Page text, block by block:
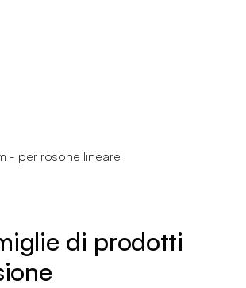
- per rosone lineare
di prodotti